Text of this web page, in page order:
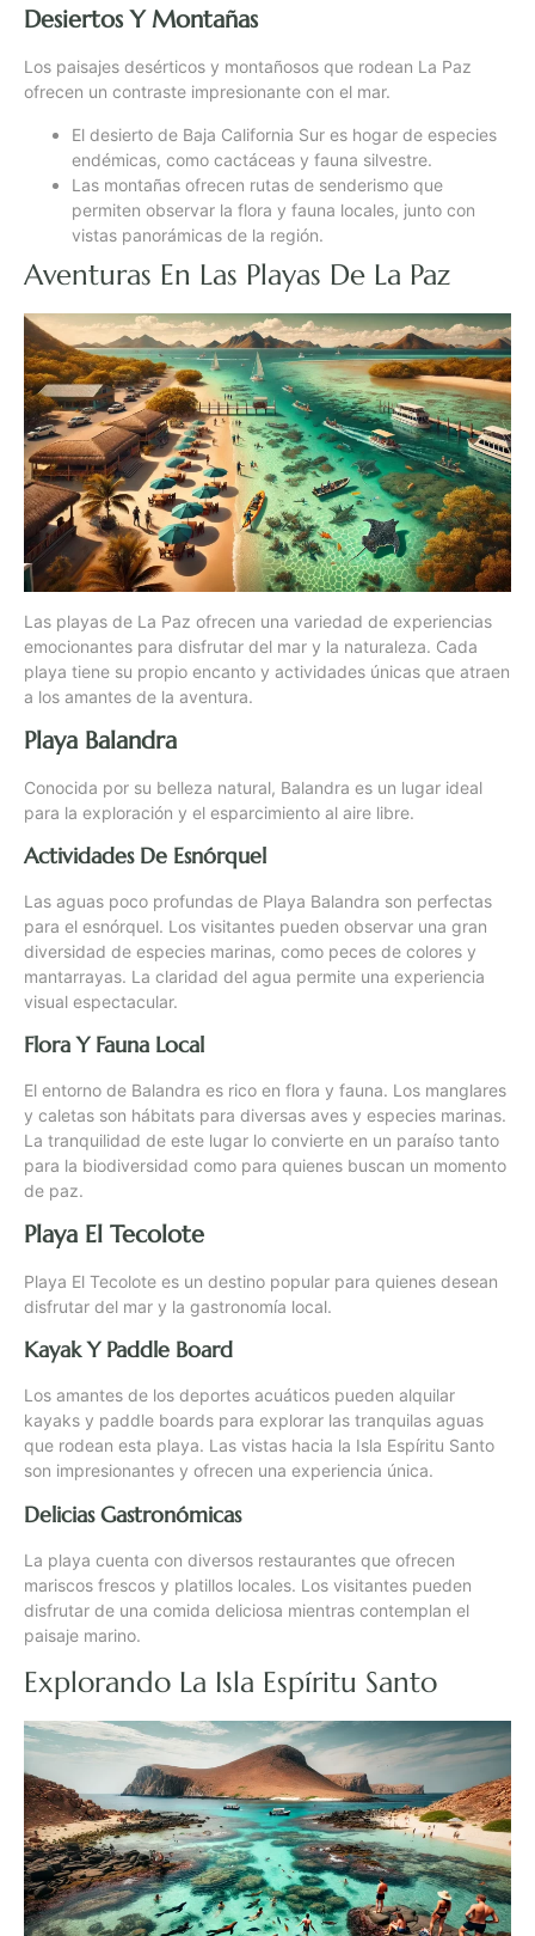
Desiertos Y Montañas
Los paisajes desérticos y montañosos que rodean La Paz
ofrecen un contraste impresionante con el mar.
El desierto de Baja California Sur es hogar de especies
endémicas, como cactáceas y fauna silvestre.
Las montañas ofrecen rutas de senderismo que
permiten observar la flora y fauna locales, junto con
vistas panorámicas de la región.
Aventuras En Las Playas De La Paz
Las playas de La Paz ofrecen una variedad de experiencias
emocionantes para disfrutar del mar y la naturaleza. Cada
playa tiene su propio encanto y actividades únicas que atraen
a los amantes de la aventura.
Playa Balandra
Conocida por su belleza natural, Balandra es un lugar ideal
para la exploración y el esparcimiento al aire libre.
Actividades De Esnórquel
Las aguas poco profundas de Playa Balandra son perfectas
para el esnórquel. Los visitantes pueden observar una gran
diversidad de especies marinas, como peces de colores y
mantarrayas. La claridad del agua permite una experiencia
visual espectacular.
Flora Y Fauna Local
El entorno de Balandra es rico en flora y fauna. Los manglares
y caletas son hábitats para diversas aves y especies marinas.
La tranquilidad de este lugar lo convierte en un paraíso tanto
para la biodiversidad como para quienes buscan un momento
de paz.
Playa El Tecolote
Playa El Tecolote es un destino popular para quienes desean
disfrutar del mar y la gastronomía local.
Kayak Y Paddle Board
Los amantes de los deportes acuáticos pueden alquilar
kayaks y paddle boards para explorar las tranquilas aguas
que rodean esta playa. Las vistas hacia la Isla Espíritu Santo
son impresionantes y ofrecen una experiencia única.
Delicias Gastronómicas
La playa cuenta con diversos restaurantes que ofrecen
mariscos frescos y platillos locales. Los visitantes pueden
disfrutar de una comida deliciosa mientras contemplan el
paisaje marino.
Explorando La Isla Espíritu Santo